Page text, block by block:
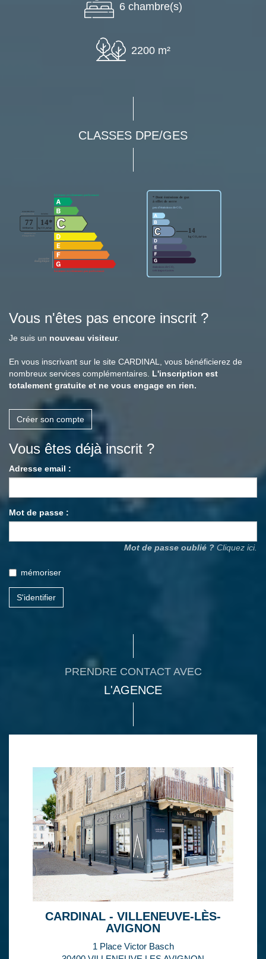
6 chambre(s)
2200 m²
CLASSES DPE/GES
Vous n'êtes pas encore inscrit ?
Je suis un nouveau visiteur.
En vous inscrivant sur le site CARDINAL, vous bénéficierez de
nombreux services complémentaires. L'inscription est
totalement gratuite et ne vous engage en rien.
Créer son compte
Vous êtes déjà inscrit ?
Adresse email :
Mot de passe :
Mot de passe oublié ? Cliquez ici.
mémoriser
S'identifier
PRENDRE CONTACT AVEC
L'AGENCE
CARDINAL - VILLENEUVE-LÈS-
AVIGNON
1 Place Victor Basch